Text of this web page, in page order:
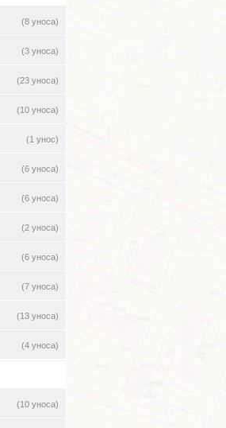
(8 уноса)
(3 уноса)
(23 уноса)
(10 уноса)
(1 унос)
(6 уноса)
(6 уноса)
(2 уноса)
(6 уноса)
(7 уноса)
(13 уноса)
(4 уноса)
(10 уноса)